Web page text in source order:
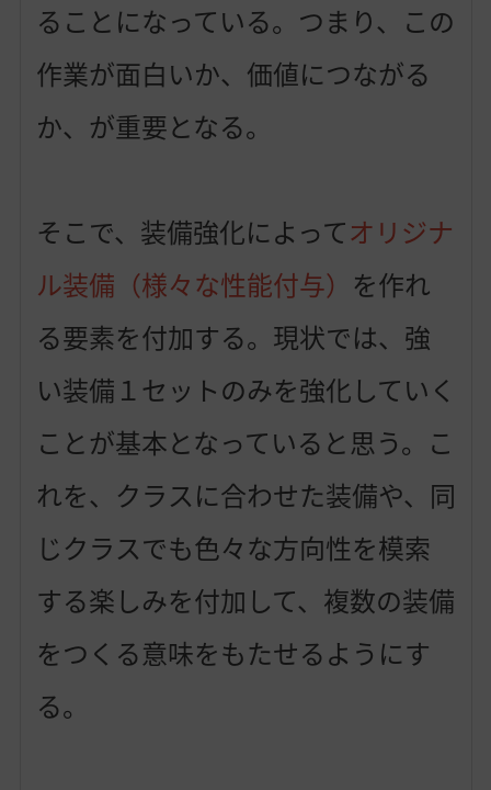
ることになっている。つまり、この
作業が面白いか、価値につながる
か、が重要となる。
そこで、装備強化によってオリジナ
ル装備（様々な性能付与） を作れ
る要素を付加する。現状では、強
い装備１セットのみを強化していく
ことが基本となっていると思う。こ
れを、クラスに合わせた装備や、同
じクラスでも色々な方向性を模索
する楽しみを付加して、複数の装備
をつくる意味をもたせるようにす
る。